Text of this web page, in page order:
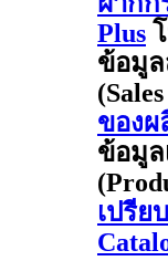
Plus
ข้อมู
ของผ
ข้อมู
เปรี